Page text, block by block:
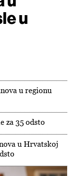
u
u regionu
za 35 odsto
u Hrvatskoj